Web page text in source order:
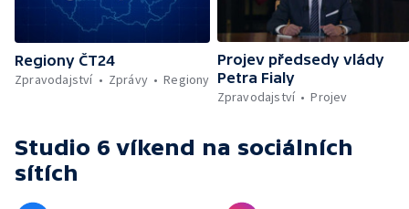
Regiony ČT24
Zpravodajství
Zprávy Regiony
Projev předsedy vlády
Petra Fialy
Zpravodajství
Projev
Studio 6 víkend na sociálních
sítích